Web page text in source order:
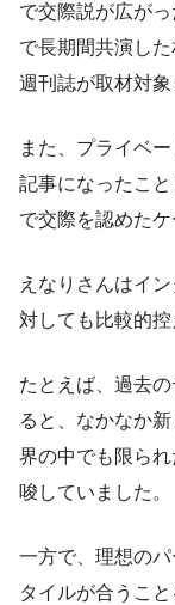
で交際説が広が
で長期間共演し
週刊誌が取材対象
また、プライベ
記事になったこ
で交際を認めたケ
えなりさんはイ
対しても比較的
たとえば、過去
ると、なかなか
界の中でも限ら
唆していました。
一方で、理想の
タイルが合うこ